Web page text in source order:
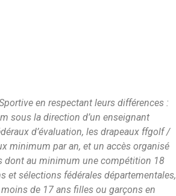
en respectant leurs différences :
sous la direction d’un enseignant
d’évaluation, les drapeaux ffgolf /
minimum par an, et un accès organisé
dont au minimum une compétition 18
et sélections fédérales départementales,
de 17 ans filles ou garçons en